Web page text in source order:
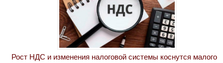
Рост НДС и изменения налоговой системы коснутся малого